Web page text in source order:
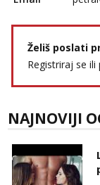
Želiš poslati
Registriraj se
NAJNOVIJI